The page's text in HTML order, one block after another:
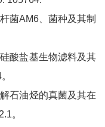
菌AM6、菌种及其制
酸盐基生物滤料及其
石油烃的真菌及其在
。